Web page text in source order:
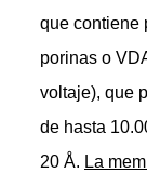
que contiene
porinas o
voltaje), que
de hasta
20 Å. La